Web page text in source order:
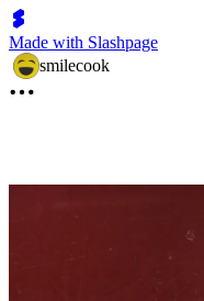
Made with Slashpage
smilecook